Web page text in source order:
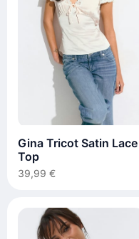
Gina Tricot Satin Lace
Top
39,99 €